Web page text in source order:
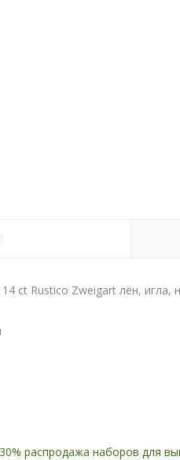
ct Rustico Zweigart лён,
30% распродажа наборов для